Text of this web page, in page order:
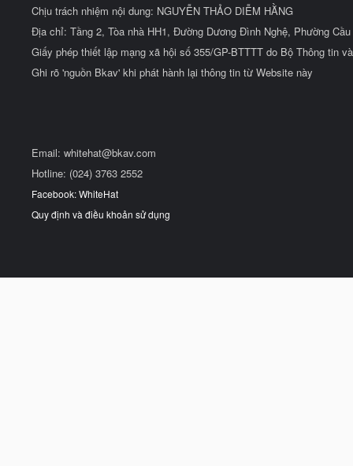
Chịu trách nhiệm nội dung: NGUYỄN THẢO DIỄM HẰNG
Địa chỉ: Tầng 2, Tòa nhà HH1, Đường Dương Đình Nghệ, Phường
Giấy phép thiết lập mạng xã hội số 355/GP-BTTTT do Bộ Thông tin
Ghi rõ 'nguồn Bkav' khi phát hành lại thông tin từ Website này
Email: whitehat@bkav.com
Hotline: (024) 3763 2552
Facebook: WhiteHat
Quy định và điều khoản sử dụng